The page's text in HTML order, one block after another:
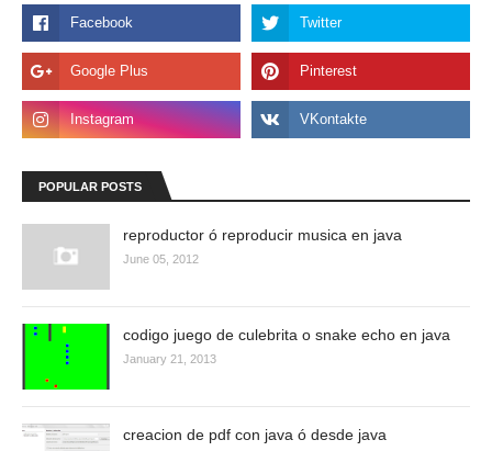
POPULAR POSTS
reproductor ó reproducir musica en java
June 05, 2012
codigo juego de culebrita o snake echo en java
January 21, 2013
creacion de pdf con java ó desde java